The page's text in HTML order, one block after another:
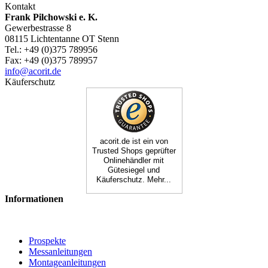
Kontakt
Frank Pilchowski e. K.
Gewerbestrasse 8
08115 Lichtentanne OT Stenn
Tel.: +49 (0)375 789956
Fax: +49 (0)375 789957
info@acorit.de
Käuferschutz
acorit.de ist ein von
Trusted Shops geprüfter
Onlinehändler mit
Gütesiegel und
Käuferschutz. Mehr...
Informationen
Prospekte
Messanleitungen
Montageanleitungen